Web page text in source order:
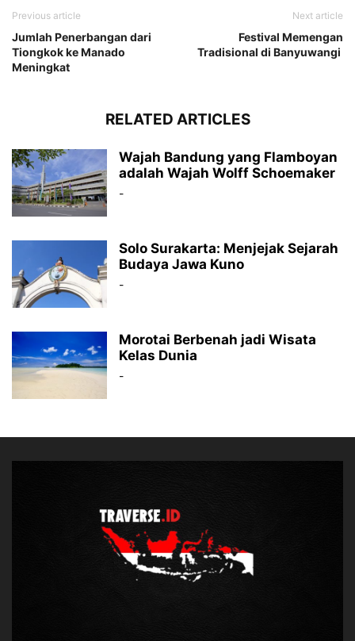
Previous article
Jumlah Penerbangan dari
Tiongkok ke Manado
Meningkat
Next article
Festival Memengan
Tradisional di Banyuwangi
RELATED ARTICLES
Wajah Bandung yang Flamboyan
adalah Wajah Wolff Schoemaker
-
Solo Surakarta: Menjejak Sejarah
Budaya Jawa Kuno
-
Morotai Berbenah jadi Wisata
Kelas Dunia
-